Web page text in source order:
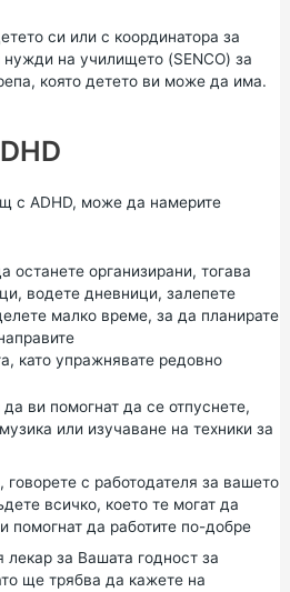
си или с координатора за
на училището (SENCO) за
която детето ви може да има.
с ADHD, може да намерите
останете организирани, тогава
водете дневници, залепете
малко време, за да планирате
като упражнявате редовно
ви помогнат да се отпуснете,
или изучаване на техники за
говорете с работодателя за вашето
всичко, което те могат да
помогнат да работите по-добре
лекар за Вашата годност за
ще трябва да кажете на